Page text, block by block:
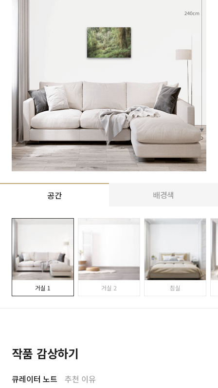
공간 배경색
거실 1 거실 2 침실
작품 감상하기
큐레이터 노트 추천 이유